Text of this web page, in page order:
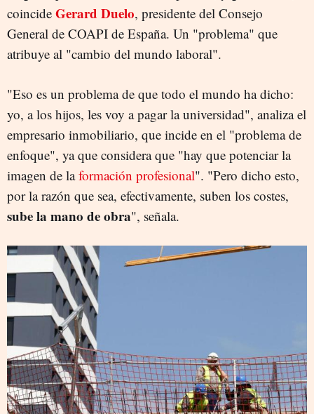
coincide Gerard Duelo, presidente del Consejo
General de COAPI de España. Un "problema" que
atribuye al "cambio del mundo laboral".
"Eso es un problema de que todo el mundo ha dicho:
yo, a los hijos, les voy a pagar la universidad", analiza el
empresario inmobiliario, que incide en el "problema de
enfoque", ya que considera que "hay que potenciar la
imagen de laformación profesional". "Pero dicho esto,
por la razón que sea, efectivamente, suben los costes,
sube la mano de obra", señala.